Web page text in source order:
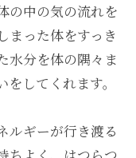
の中の気の流れを
まった体をすっき
水分を体の隅々ま
してくれます。
ルギーが行き渡る